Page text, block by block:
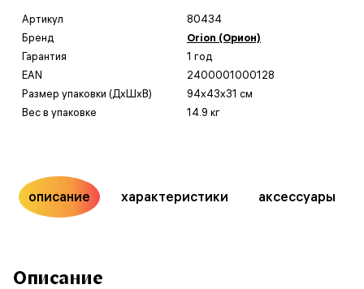
Артикул
80434
Бренд
Orion (Орион)
Гарантия
1 год
EAN
2400001000128
Размер упаковки (ДxШxВ)
94x43x31 см
Вес в упаковке
14.9 кг
описание характеристики аксессуары
Описание